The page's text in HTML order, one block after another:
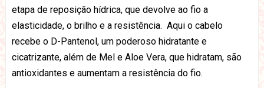
etapa de reposição hídrica, que devolve ao fio a
elasticidade, o brilho e a resistência. Aqui o cabelo
recebe o D-Pantenol, um poderoso hidratante e
cicatrizante, além de Mel e Aloe Vera, que hidratam, são
antioxidantes e aumentam a resistência do fio.